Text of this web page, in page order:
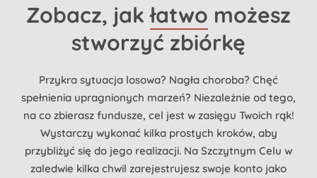
Zobacz, jakłatwo możesz
stworzyć zbiórkę
Przykra sytuacja losowa? Nagła choroba? Chęć
spełnienia upragnionych marzeń? Niezależnie od tego,
na co zbierasz fundusze, cel jest w zasięgu Twoich rąk!
Wystarczy wykonać kilka prostych kroków, aby
przybliżyć się do jego realizacji. Na Szczytnym Celu w
zaledwie kilka chwil zarejestrujesz swoje konto jako